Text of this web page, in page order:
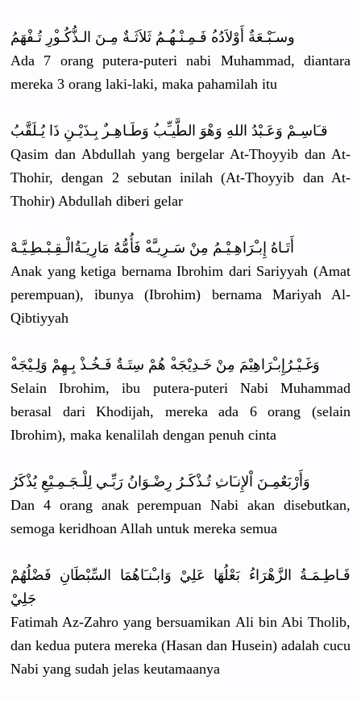
وسـَبْـعَة ٌ أَوْلاَدُه ُ فَـمِـنْـهُـمُ ثَلاَثَـةٌ مِـنَ الـذُّكُـوْرِ تُـفْهَمُ
Ada 7 orang putera-puteri nabi Muhammad, diantara
mereka 3 orang laki-laki, maka pahamilah itu
قـَاسِـمْ وَعَـبْدُ اللهِ وَهْوَ الطَّيـِّب ُ وَطَـاهِـر ٌ بِـذَيْـنِ ذَا يُـلَقَّبُ
Qasim dan Abdullah yang bergelar At-Thoyyib dan At-
Thohir, dengan 2 sebutan inilah (At-Thoyyib dan At-
Thohir) Abdullah diberi gelar
أَتَـاهُ إِبـْرَاهِـيْـمُ مِنْ سَـرِيـَّه ْ فَأُمُّهُ مَارِيـَةُ الْـقِـبْـطِـيَّـهْ
Anak yang ketiga bernama Ibrohim dari Sariyyah (Amat
perempuan), ibunya (Ibrohim) bernama Mariyah Al-
Qibtiyyah
وَغَـيْـرُ إِبـْرَاهِيْمَ مِنْ خَـدِيْجَه ْ هُمْ سِتَـةٌ فَـخُـذْ بِـهِمْ وَلِـيْجَه
Selain Ibrohim, ibu putera-puteri Nabi Muhammad
berasal dari Khodijah, mereka ada 6 orang (selain
Ibrohim), maka kenalilah dengan penuh cinta
وَأَرْبَعٌمِـنَ اْلإِنـَاث ِ تُـذْكَـرُ رِضْـوَانُ رَبِّـي لِلْـجَـمِـيْعِ يُذْكَرُ
Dan 4 orang anak perempuan Nabi akan disebutkan,
semoga keridhoan Allah untuk mereka semua
فَـاطِـمَـةُ الزَّهْرَا ءُ بَعْلُهَا عَلِيْ وَابـْنـَاهُمَا السِّبْطَانِ فَضْلُهُمْ
جَلِيْ
Fatimah Az-Zahro yang bersuamikan Ali bin Abi Tholib,
dan kedua putera mereka (Hasan dan Husein) adalah cucu
Nabi yang sudah jelas keutamaanya